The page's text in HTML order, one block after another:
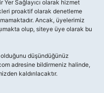
Yer Sağlayıcı olarak hizmet
proaktif olarak denetleme
Ancak, üyelerimiz
olup, siteye üye olarak bu
düşündüğünüz
adresine bildirmeniz halinde,
kaldırılacaktır.